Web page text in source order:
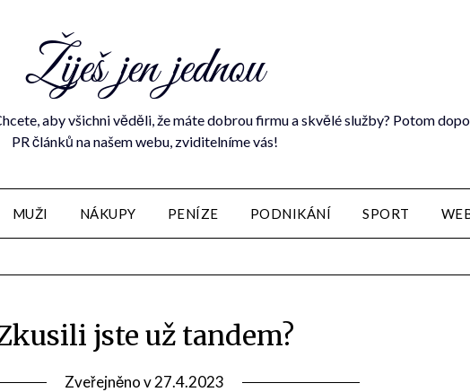
Žiješ jen jednou
aby všichni věděli, že máte dobrou firmu a skvělé služby? Potom
PR článků na našem webu, zviditelníme vás!
MUŽI NÁKUPY PENÍZE PODNIKÁNÍ SPORT
jste už tandem?
Zveřejněno v27.4.2023